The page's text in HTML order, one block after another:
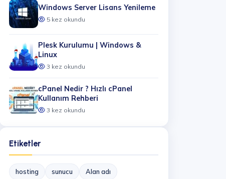
Windows Server Lisans Yenileme
5 kez okundu
Plesk Kurulumu | Windows &
Linux
3 kez okundu
cPanel Nedir ? Hızlı cPanel
Kullanım Rehberi
3 kez okundu
Etiketler
hosting sunucu Alan adı